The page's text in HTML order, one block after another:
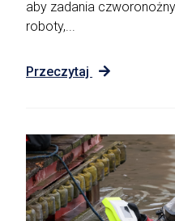
aby zadania
roboty,...
Przeczytaj